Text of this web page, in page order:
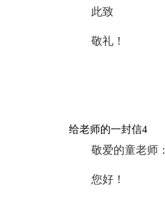
此致
敬礼！
给老师的一封信4
敬爱的童老师：
您好！